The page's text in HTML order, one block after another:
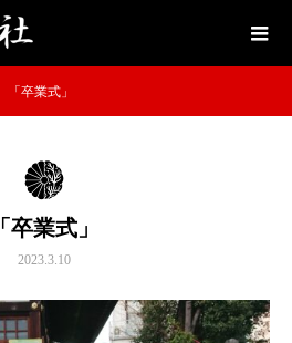
「卒業式」
「卒業式」
2023.3.10